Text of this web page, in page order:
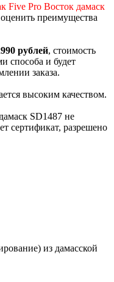
Five Pro Восток дамаск
преимущества
рублей, стоимость
способа и будет
заказа.
высоким качеством.
SD1487 не
сертификат, разрешено
из дамасской